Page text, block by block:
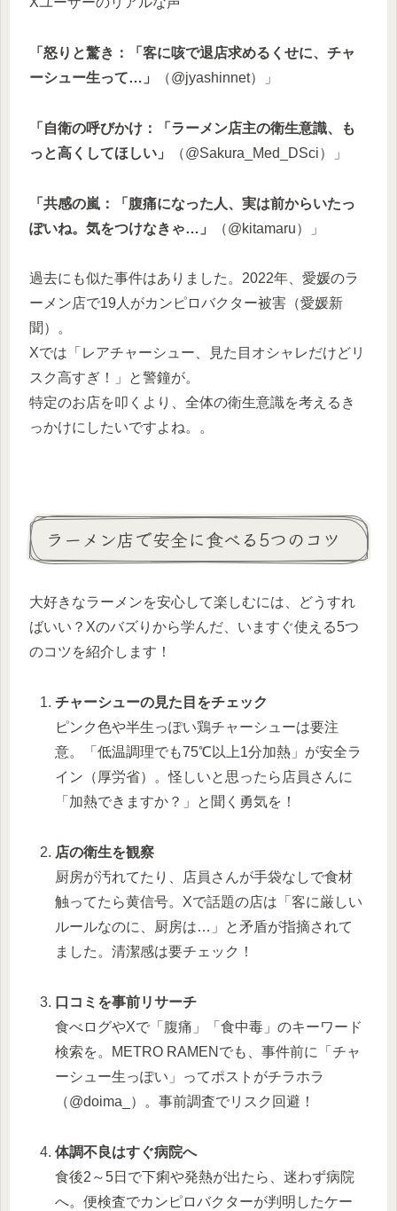
「怒りと驚き：「客に咳で退店求めるくせに、チャ
ーシュー生って…」
（@jyashinnet）」
「自衛の呼びかけ：「ラーメン店主の衛生意識、も
っと高くしてほしい」
（@Sakura_Med_DSci）」
「共感の嵐：「腹痛になった人、実は前からいたっ
ぽいね。気をつけなきゃ…」
（@kitamaru）」
過去にも似た事件はありました。2022年、愛媛のラ
ーメン店で19人がカンピロバクター被害（愛媛新
聞）。
Xでは「レアチャーシュー、見た目オシャレだけどリ
スク高すぎ！」と警鐘が。
特定のお店を叩くより、全体の衛生意識を考えるき
っかけにしたいですよね。。
ラーメン店で安全に食べる5つのコツ
大好きなラーメンを安心して楽しむには、どうすれ
ばいい？Xのバズりから学んだ、いますぐ使える5つ
のコツを紹介します！
チャーシューの見た目をチェック
ピンク色や半生っぽい鶏チャーシューは要注
意。「低温調理でも75℃以上1分加熱」が安全ラ
イン（厚労省）。怪しいと思ったら店員さんに
「加熱できますか？」と聞く勇気を！
店の衛生を観察
厨房が汚れてたり、店員さんが手袋なしで食材
触ってたら黄信号。Xで話題の店は「客に厳しい
ルールなのに、厨房は…」と矛盾が指摘されて
ました。清潔感は要チェック！
口コミを事前リサーチ
食べログやXで「腹痛」「食中毒」のキーワード
検索を。METRO RAMENでも、事件前に「チャ
ーシュー生っぽい」ってポストがチラホラ
（@doima_）。事前調査でリスク回避！
体調不良はすぐ病院へ
食後2～5日で下痢や発熱が出たら、迷わず病院
へ。便検査でカンピロバクターが判明したケー